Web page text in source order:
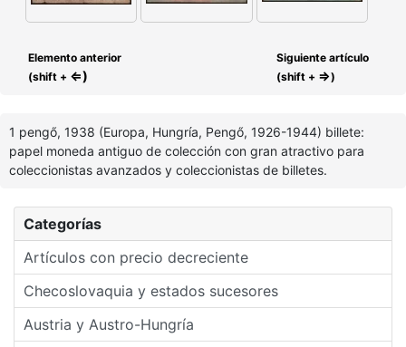
Categorías
Artículos con precio decreciente
Checoslovaquia y estados sucesores
Austria y Austro-Hungría
Elemento anterior
(shift + ⇐)
Siguiente artículo
(shift + ⇒)
1 pengő, 1938 (Europa, Hungría, Pengő, 1926-1944) billete:
papel moneda antiguo de colección con gran atractivo para
coleccionistas avanzados y coleccionistas de billetes.